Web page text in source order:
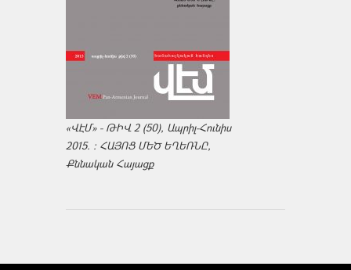
«ՎԷՄ» - ԹԻՎ 2 (50), Ապրիլ-Հունիս
2015. : ՀԱՅՈՑ ՄԵԾ ԵՂԵՌՆԸ,
Քննական Հայացք